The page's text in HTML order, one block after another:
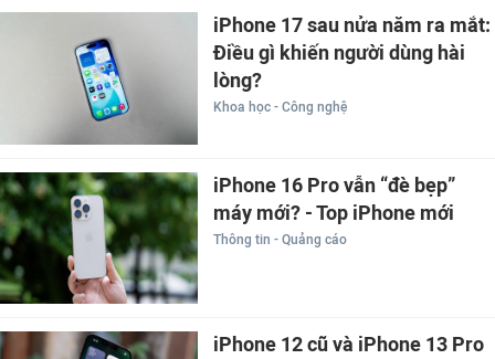
iPhone 17 sau nửa năm ra mắt:
Điều gì khiến người dùng hài
lòng?
Khoa học - Công nghệ
iPhone 16 Pro vẫn “đè bẹp”
máy mới? - Top iPhone mới
Thông tin - Quảng cáo
iPhone 12 cũ và iPhone 13 Pro